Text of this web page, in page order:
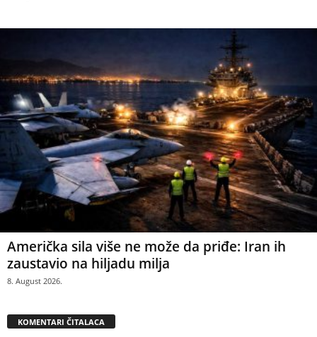
Američka sila više ne može da priđe: Iran ih
zaustavio na hiljadu milja
8. August 2026.
KOMENTARI ČITALACA